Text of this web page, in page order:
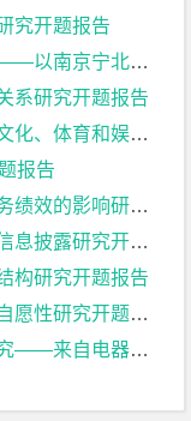
究开题报告
有限公司为例开题报告
系研究开题报告
公司的实证研究开题报告
报告
影响研究开题报告
露研究开题报告
构研究开题报告
性研究开题报告
市公司的经验证据开题报告